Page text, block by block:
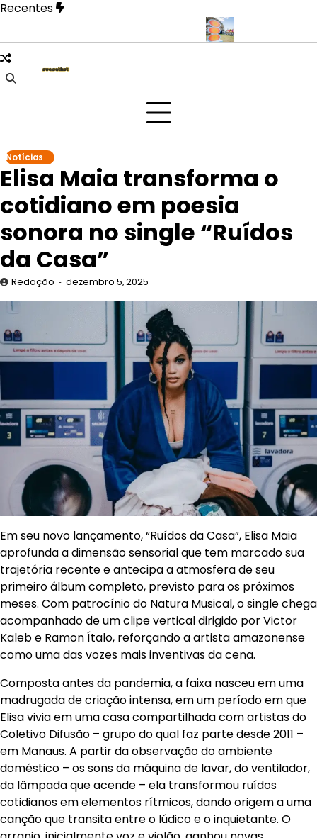
Skip
content
Recentes
fase mais íntima em novo EP
Notícias
Elisa Maia transforma o
cotidiano em poesia
sonora no single “Ruídos
da Casa”
Redação dezembro 5, 2025
Em seu novo lançamento, “Ruídos da Casa”, Elisa Maia
aprofunda a dimensão sensorial que tem marcado sua
trajetória recente e antecipa a atmosfera de seu
primeiro álbum completo, previsto para os próximos
meses. Com patrocínio do Natura Musical, o single chega
acompanhado de um clipe vertical dirigido por Victor
Kaleb e Ramon Ítalo, reforçando a artista amazonense
como uma das vozes mais inventivas da cena.
Composta antes da pandemia, a faixa nasceu em uma
madrugada de criação intensa, em um período em que
Elisa vivia em uma casa compartilhada com artistas do
Coletivo Difusão – grupo do qual faz parte desde 2011 –
em Manaus. A partir da observação do ambiente
doméstico – os sons da máquina de lavar, do ventilador,
da lâmpada que acende – ela transformou ruídos
cotidianos em elementos rítmicos, dando origem a uma
canção que transita entre o lúdico e o inquietante. O